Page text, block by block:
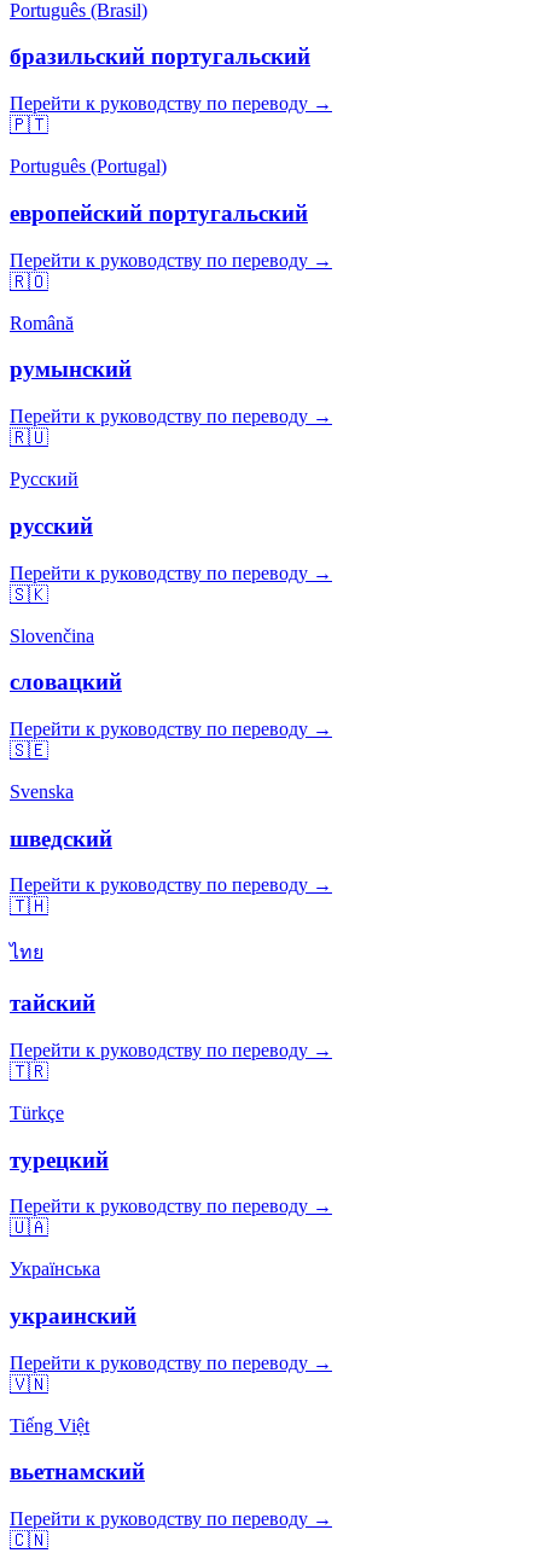
Português (Brasil)
бразильский португальский
Перейти к руководству по переводу →
🇵🇹
Português (Portugal)
европейский португальский
Перейти к руководству по переводу →
🇷🇴
Română
румынский
Перейти к руководству по переводу →
🇷🇺
Русский
русский
Перейти к руководству по переводу →
🇸🇰
Slovenčina
словацкий
Перейти к руководству по переводу →
🇸🇪
Svenska
шведский
Перейти к руководству по переводу →
🇹🇭
ไทย
тайский
Перейти к руководству по переводу →
🇹🇷
Türkçe
турецкий
Перейти к руководству по переводу →
🇺🇦
Українська
украинский
Перейти к руководству по переводу →
🇻🇳
Tiếng Việt
вьетнамский
Перейти к руководству по переводу →
🇨🇳